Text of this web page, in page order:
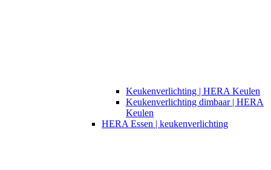
Keukenverlichting | HERA Keulen
Keukenverlichting dimbaar | HERA
Keulen
HERA Essen | keukenverlichting